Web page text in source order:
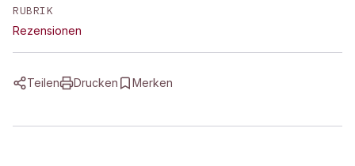
RUBRIK
Rezensionen
Teilen Drucken Merken